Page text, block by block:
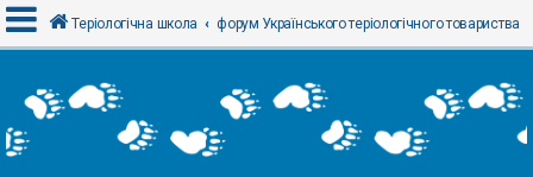
х
і
Теріологічна школа форум Українського теріологічного товариства